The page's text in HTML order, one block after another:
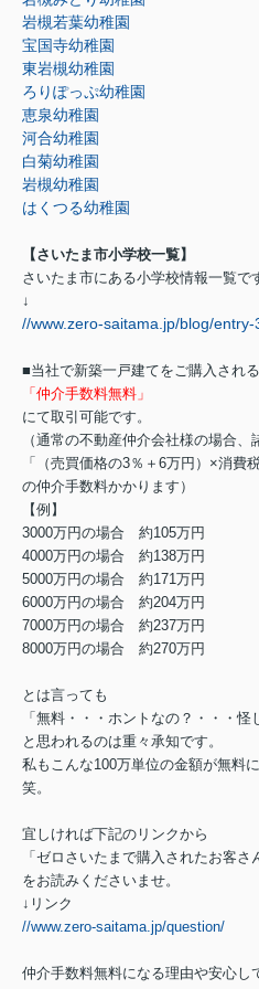
岩槻若葉幼稚園
宝国寺幼稚園
東岩槻幼稚園
ろりぽっぷ幼稚園
恵泉幼稚園
河合幼稚園
白菊幼稚園
岩槻幼稚園
はくつる幼稚園
【さいたま市小学校一覧】
さいたま市にある小学校情報一覧で
↓
//www.zero-saitama.jp/blog/entry-
■当社で新築一戸建てをご購入され
「仲介手数料無料」
にて取引可能です。
（通常の不動産仲介会社様の場合、
「（売買価格の3％＋6万円）×消費税
の仲介手数料かかります）
【例】
3000万円の場合 約105万円
4000万円の場合 約138万円
5000万円の場合 約171万円
6000万円の場合 約204万円
7000万円の場合 約237万円
8000万円の場合 約270万円
とは言っても
「無料・・・ホントなの？・・・怪
と思われるのは重々承知です。
私もこんな100万単位の金額が無料
笑。
宜しければ下記のリンクから
「ゼロさいたまで購入されたお客さ
をお読みくださいませ。
↓リンク
//www.zero-saitama.jp/question/
仲介手数料無料になる理由や安心し